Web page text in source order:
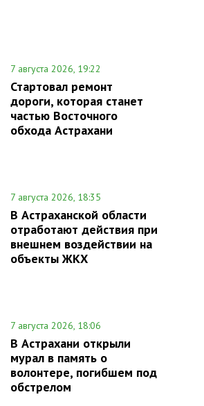
7 августа 2026, 19:22
Стартовал ремонт
дороги, которая станет
частью Восточного
обхода Астрахани
7 августа 2026, 18:35
В Астраханской области
отработают действия при
внешнем воздействии на
объекты ЖКХ
7 августа 2026, 18:06
В Астрахани открыли
мурал в память о
волонтере, погибшем под
обстрелом